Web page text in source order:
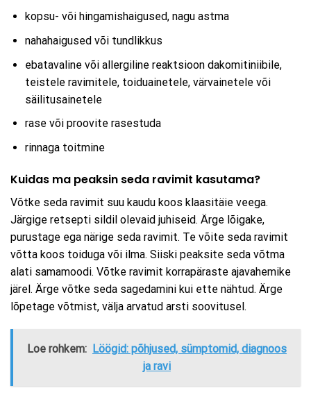
kopsu- või hingamishaigused, nagu astma
nahahaigused või tundlikkus
ebatavaline või allergiline reaktsioon dakomitiniibile,
teistele ravimitele, toiduainetele, värvainetele või
säilitusainetele
rase või proovite rasestuda
rinnaga toitmine
Kuidas ma peaksin seda ravimit kasutama?
Võtke seda ravimit suu kaudu koos klaasitäie veega.
Järgige retsepti sildil olevaid juhiseid. Ärge lõigake,
purustage ega närige seda ravimit. Te võite seda ravimit
võtta koos toiduga või ilma. Siiski peaksite seda võtma
alati samamoodi. Võtke ravimit korrapäraste ajavahemike
järel. Ärge võtke seda sagedamini kui ette nähtud. Ärge
lõpetage võtmist, välja arvatud arsti soovitusel.
Loe rohkem: Löögid: põhjused, sümptomid, diagnoos
ja ravi